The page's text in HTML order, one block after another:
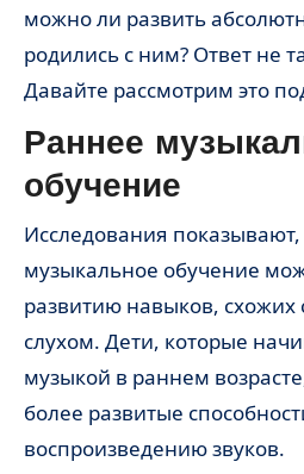
можно ли развить
родились с ним? Ответ не
Давайте рассмотрим это
Раннее
обучение
Исследования
музыкальное обучение
развитию навыков,
слухом. Дети, которые
музыкой в раннем
более развитые
воспроизведению звуков.